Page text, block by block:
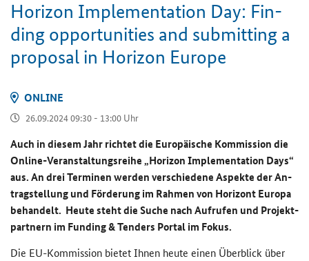
Ho­ri­zon Im­ple­men­ta­ti­on Day: Fin­
ding op­por­tu­nities and sub­mit­ting a
pro­po­sal in Ho­ri­zon Eu­ro­pe
ON­LINE
26.09.2024 09:30 - 13:00 Uhr
Auch in die­sem Jahr rich­tet die Eu­ro­päi­sche Kom­mis­si­on die
Online-​Veranstaltungsreihe „Horizon Implementation Days“
aus. An drei Ter­mi­nen wer­den ver­schie­de­ne Aspek­te der An­
trag­stel­lung und För­de­rung im Rah­men von Ho­ri­zont Eu­ro­pa
be­han­delt. Heute steht die Suche nach Auf­ru­fen und Pro­jekt­
part­nern im Fun­ding & Ten­ders Por­tal im Fokus.
Die EU-​Kommission bie­tet Ihnen heute einen Über­blick über